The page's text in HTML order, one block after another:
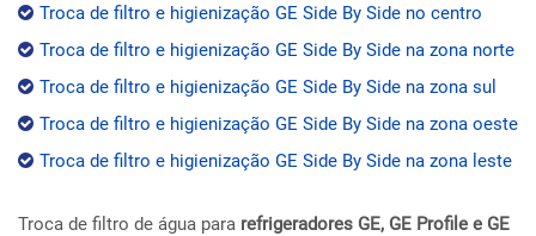
Troca de filtro e higienização GE Side By Side no centro
Troca de filtro e higienização GE Side By Side na zona norte
Troca de filtro e higienização GE Side By Side na zona sul
Troca de filtro e higienização GE Side By Side na zona oeste
Troca de filtro e higienização GE Side By Side na zona leste
Troca de filtro de água para refrigeradores GE, GE Profile e GE